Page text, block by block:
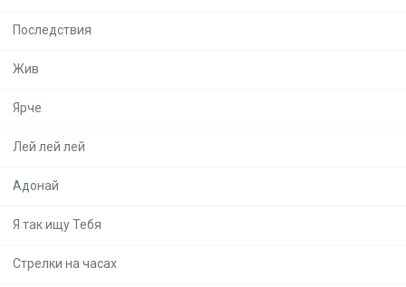
Последствия
Жив
Ярче
Лей лей лей
Адонай
Я так ищу Тебя
Стрелки на часах